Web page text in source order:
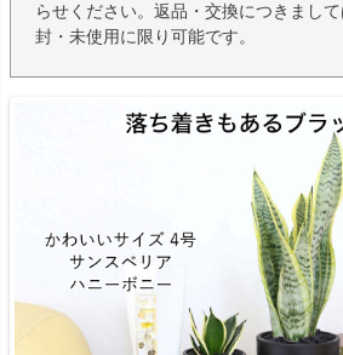
らせください。返品・交換につきまし
封・未使用に限り可能です。